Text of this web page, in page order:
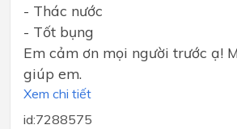
- Thác nước
- Tốt bụng
Em cảm ơn mọi người trước ạ!
giúp em.
Xem chi tiết
id:7288575